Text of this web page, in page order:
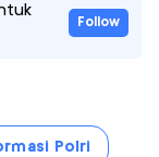
Follow
Polri